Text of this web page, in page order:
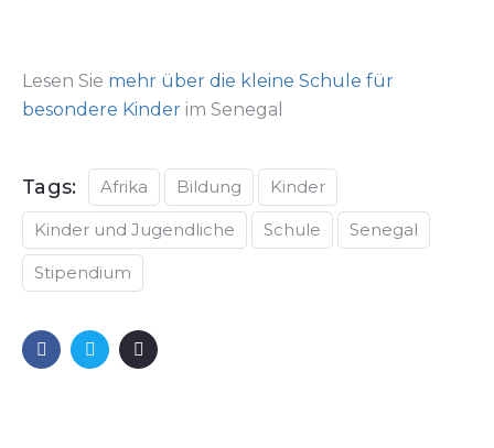
Lesen Sie mehr über die kleine Schule für
besondere Kinder im Senegal
Tags: Afrika Bildung Kinder
Kinder und Jugendliche Schule Senegal
Stipendium